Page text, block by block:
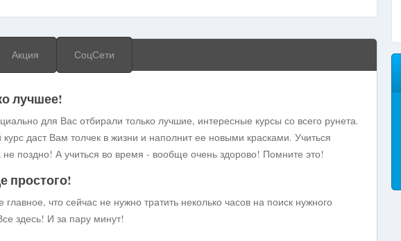
Акция СоцСети
лучшее!
для Вас отбирали только лучшие, интересные курсы со всего рунета.
даст Вам толчек в жизни и наполнит ее новыми красками. Учиться
не поздно! А учиться во время - вообще очень здорово! Помните это!
простого!
главное, что сейчас не нужно тратить неколько часов на поиск нужного
здесь! И за пару минут!